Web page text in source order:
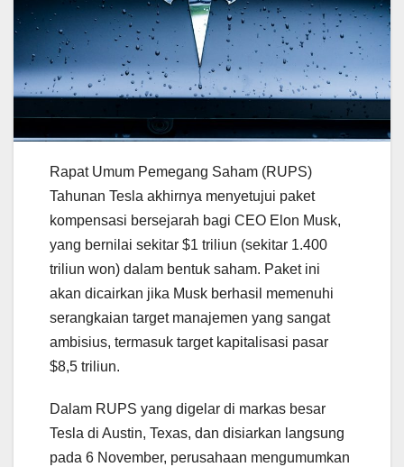
Rapat Umum Pemegang Saham (RUPS)
Tahunan Tesla akhirnya menyetujui paket
kompensasi bersejarah bagi CEO Elon Musk,
yang bernilai sekitar $1 triliun (sekitar 1.400
triliun won) dalam bentuk saham. Paket ini
akan dicairkan jika Musk berhasil memenuhi
serangkaian target manajemen yang sangat
ambisius, termasuk target kapitalisasi pasar
$8,5 triliun.
Dalam RUPS yang digelar di markas besar
Tesla di Austin, Texas, dan disiarkan langsung
pada 6 November, perusahaan mengumumkan